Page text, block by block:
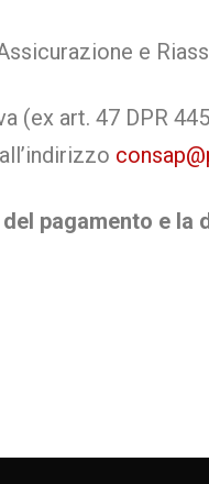
e
(ex art. 47 DPR
pagamento e la